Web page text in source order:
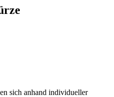
sich anhand individueller